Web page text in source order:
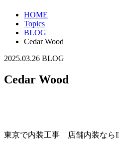
HOME
Topics
BLOG
Cedar Wood
2025.03.26 BLOG
Cedar Wood
東京で内装工事 店舗内装なら